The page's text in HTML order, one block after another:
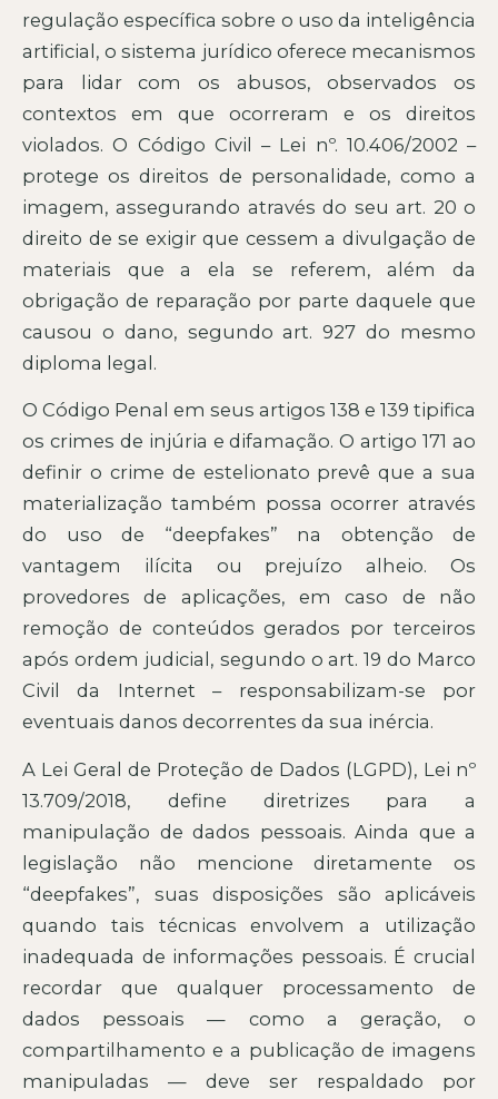
regulação específica sobre o uso da inteligência
artificial, o sistema jurídico oferece mecanismos
para lidar com os abusos, observados os
contextos em que ocorreram e os direitos
violados. O Código Civil – Lei nº. 10.406/2002 –
protege os direitos de personalidade, como a
imagem, assegurando através do seu art. 20 o
direito de se exigir que cessem a divulgação de
materiais que a ela se referem, além da
obrigação de reparação por parte daquele que
causou o dano, segundo art. 927 do mesmo
diploma legal.
O Código Penal em seus artigos 138 e 139 tipifica
os crimes de injúria e difamação. O artigo 171 ao
definir o crime de estelionato prevê que a sua
materialização também possa ocorrer através
do uso de “deepfakes” na obtenção de
vantagem ilícita ou prejuízo alheio. Os
provedores de aplicações, em caso de não
remoção de conteúdos gerados por terceiros
após ordem judicial, segundo o art. 19 do Marco
Civil da Internet – responsabilizam-se por
eventuais danos decorrentes da sua inércia.
A Lei Geral de Proteção de Dados (LGPD), Lei nº
13.709/2018, define diretrizes para a
manipulação de dados pessoais. Ainda que a
legislação não mencione diretamente os
“deepfakes”, suas disposições são aplicáveis
quando tais técnicas envolvem a utilização
inadequada de informações pessoais. É crucial
recordar que qualquer processamento de
dados pessoais — como a geração, o
compartilhamento e a publicação de imagens
manipuladas — deve ser respaldado por